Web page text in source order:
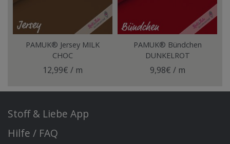
PAMUK® Jersey MILK
CHOC
12,99€ / m
PAMUK® Bündchen
DUNKELROT
9,98€ / m
Stoff & Liebe App
Hilfe / FAQ